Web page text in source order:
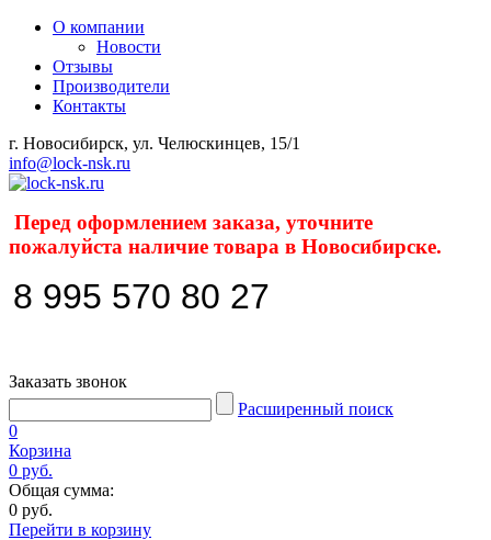
О компании
Новости
Отзывы
Производители
Контакты
г. Новосибирск, ул. Челюскинцев, 15/1
info@lock-nsk.ru
Перед оформлением заказа, уточните
пожалуйста наличие товара в Новосибирске.
8 995 570 80 27
Заказать звонок
Расширенный поиск
0
Корзина
0 руб.
Общая сумма:
0 руб.
Перейти в корзину